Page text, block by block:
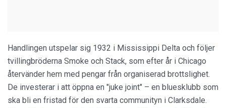
Handlingen utspelar sig 1932 i Mississippi Delta och följer
tvillingbröderna Smoke och Stack, som efter år i Chicago
återvänder hem med pengar från organiserad brottslighet.
De investerar i att öppna en "juke joint" – en bluesklubb som
ska bli en fristad för den svarta communityn i Clarksdale.